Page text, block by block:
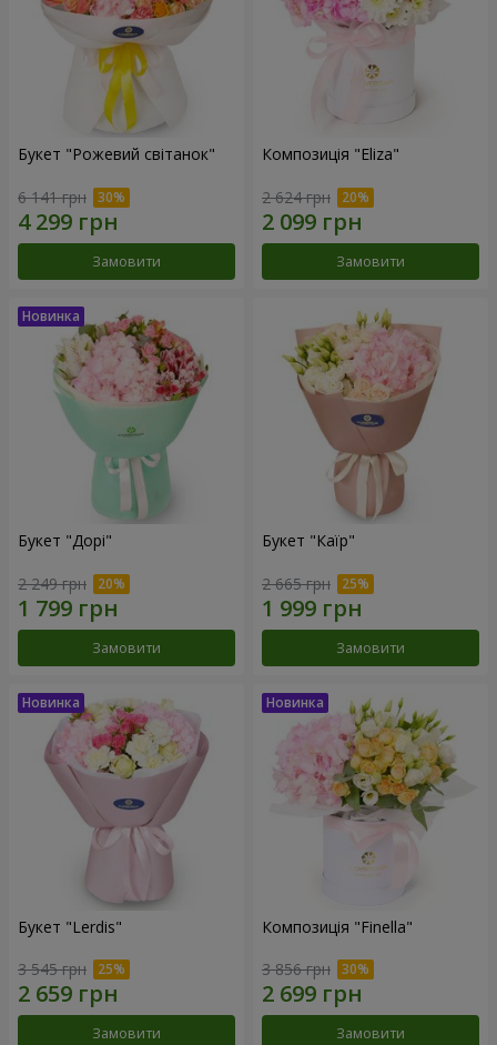
Букет "Рожевий світанок"
6 141 грн
Замовити
Композиція "Eliza"
2 624 грн
Замовити
Букет "Дорі"
2 249 грн
Замовити
Букет "Каїр"
2 665 грн
Замовити
Букет "Lerdis"
3 545 грн
Замовити
Композиція "Finella"
3 856 грн
Замовити